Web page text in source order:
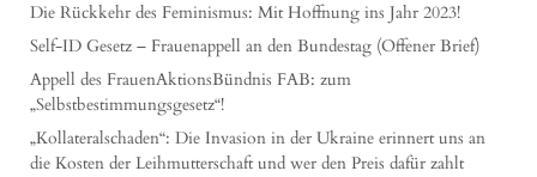
Die Rückkehr des Feminismus: Mit Hoffnung ins Jahr 2023!
Self-ID Gesetz – Frauenappell an den Bundestag (Offener Brief)
Appell des FrauenAktionsBündnis FAB: zum
„Selbstbestimmungsgesetz“!
„Kollateralschaden“: Die Invasion in der Ukraine erinnert uns an
die Kosten der Leihmutterschaft und wer den Preis dafür zahlt